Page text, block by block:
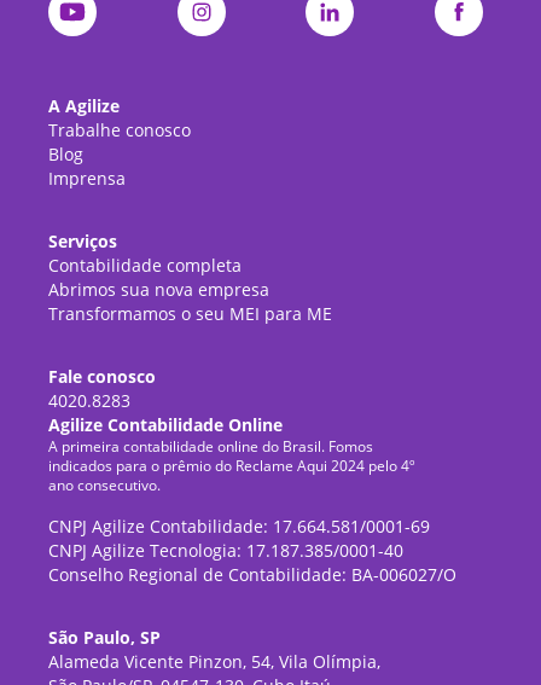
A Agilize
Trabalhe conosco
Blog
Imprensa
Serviços
Contabilidade completa
Abrimos sua nova empresa
Transformamos o seu MEI para ME
Fale conosco
4020.8283
Agilize Contabilidade Online
A primeira contabilidade online do Brasil. Fomos
indicados para o prêmio do Reclame Aqui 2024 pelo 4º
ano consecutivo.
CNPJ Agilize Contabilidade: 17.664.581/0001-69
CNPJ Agilize Tecnologia: 17.187.385/0001-40
Conselho Regional de Contabilidade: BA-006027/O
São Paulo, SP
Alameda Vicente Pinzon, 54, Vila Olímpia,